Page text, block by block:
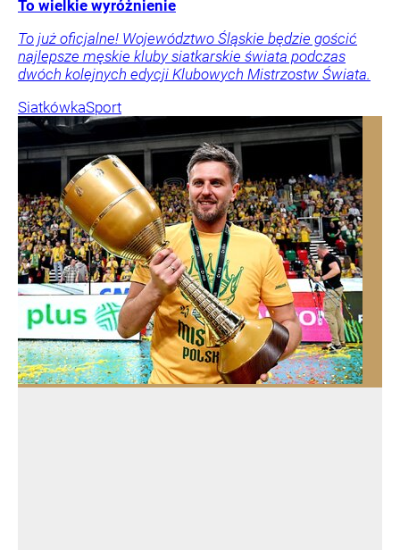
To wielkie wyróżnienie
To już oficjalne! Województwo Śląskie będzie gościć
najlepsze męskie kluby siatkarskie świata podczas
dwóch kolejnych edycji Klubowych Mistrzostw Świata.
SiatkówkaSport